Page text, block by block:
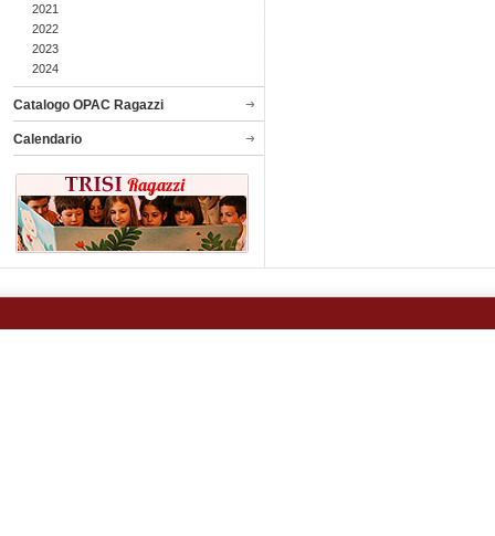
2021
2022
2023
2024
Catalogo OPAC Ragazzi
Calendario